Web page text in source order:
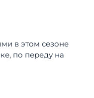
в этом сезоне
по переду на